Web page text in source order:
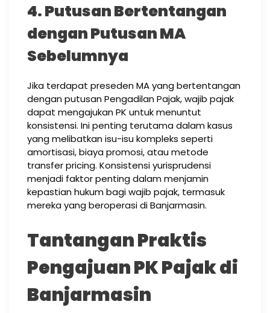
4. Putusan Bertentangan
dengan Putusan MA
Sebelumnya
Jika terdapat preseden MA yang bertentangan
dengan putusan Pengadilan Pajak, wajib pajak
dapat mengajukan PK untuk menuntut
konsistensi. Ini penting terutama dalam kasus
yang melibatkan isu-isu kompleks seperti
amortisasi, biaya promosi, atau metode
transfer pricing. Konsistensi yurisprudensi
menjadi faktor penting dalam menjamin
kepastian hukum bagi wajib pajak, termasuk
mereka yang beroperasi di Banjarmasin.
Tantangan Praktis
Pengajuan PK Pajak di
Banjarmasin